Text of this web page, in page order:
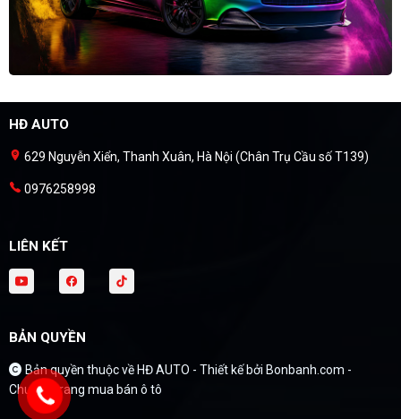
HĐ AUTO
629 Nguyễn Xiển, Thanh Xuân, Hà Nội (Chân Trụ Cầu số T139)
0976258998
LIÊN KẾT
BẢN QUYỀN
Bản quyền thuộc về HĐ AUTO - Thiết kế bởi Bonbanh.com -
Chuyên trang mua bán ô tô